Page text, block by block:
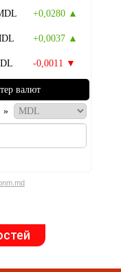
+0,0280 ▲
+0,0037 ▲
-0,0011 ▼
валют
»